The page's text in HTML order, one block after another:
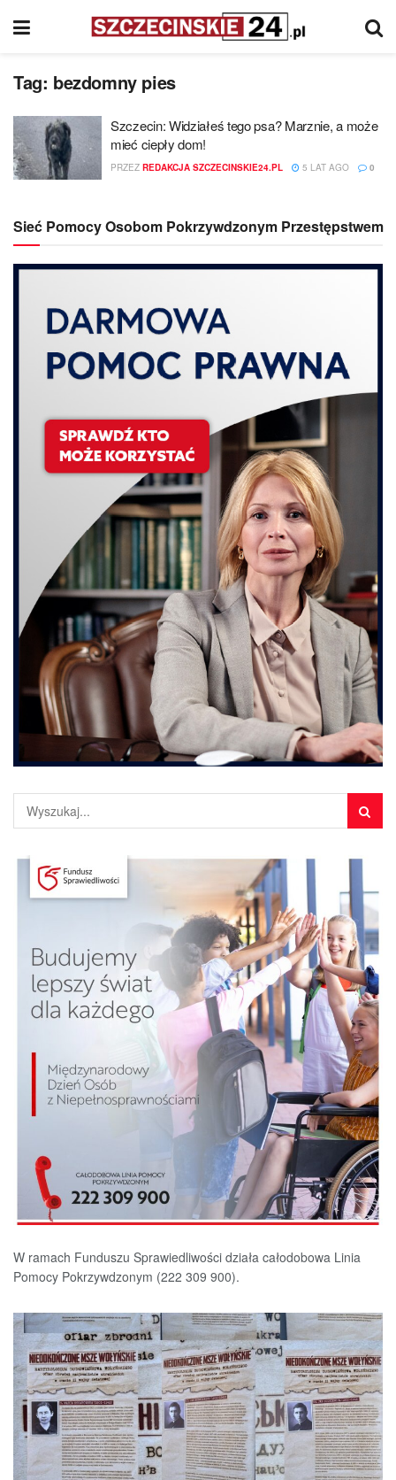
Tag: bezdomny pies
Szczecin: Widziałeś tego psa? Marznie, a może
mieć ciepły dom!
PRZEZ REDAKCJA SZCZECINSKIE24.PL 5 LAT AGO 0
Sieć Pomocy Osobom Pokrzywdzonym Przestępstwem
W ramach Funduszu Sprawiedliwości działa całodobowa Linia
Pomocy Pokrzywdzonym (222 309 900).